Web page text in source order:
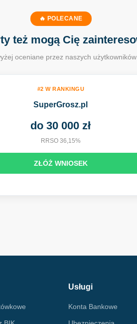
🔥 POLECANE
też mogą Cię
oceniane przez naszych użytkowników
#2 W RANKINGU
SuperGrosz.pl
do 30 000 zł
RRSO 36,15%
ZŁÓŻ WNIOSEK
Usługi
Konta Bankowe